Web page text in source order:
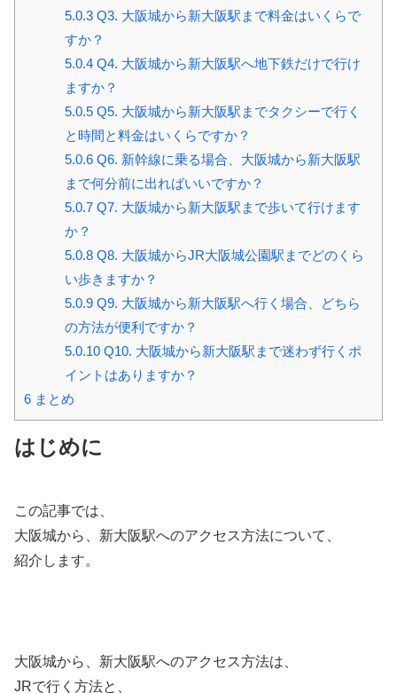
5.0.3Q3. 大阪城から新大阪駅まで料金はいくらで
すか？
5.0.4Q4. 大阪城から新大阪駅へ地下鉄だけで行け
ますか？
5.0.5Q5. 大阪城から新大阪駅までタクシーで行く
と時間と料金はいくらですか？
5.0.6Q6. 新幹線に乗る場合、大阪城から新大阪駅
まで何分前に出ればいいですか？
5.0.7Q7. 大阪城から新大阪駅まで歩いて行けます
か？
5.0.8Q8. 大阪城からJR大阪城公園駅までどのくら
い歩きますか？
5.0.9Q9. 大阪城から新大阪駅へ行く場合、どちら
の方法が便利ですか？
5.0.10Q10. 大阪城から新大阪駅まで迷わず行くポ
イントはありますか？
6 まとめ
はじめに
この記事では、
大阪城から、新大阪駅へのアクセス方法について、
紹介します。
大阪城から、新大阪駅へのアクセス方法は、
JRで行く方法と、